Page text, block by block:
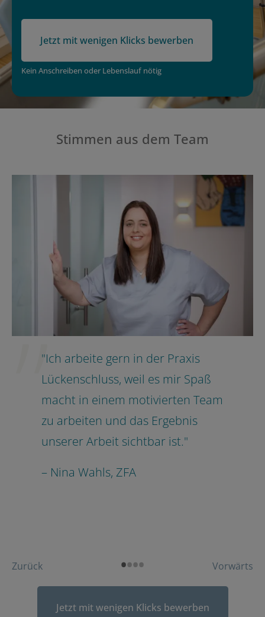
Schön, dass Du uns kennenlernen möchtest!
Für welche Stelle möchtest Du Dich bewerben?
Jetzt mit wenigen Klicks bewerben
Kein Anschreiben oder Lebenslauf nötig
Stimmen aus dem Team
"Ich arbeite gern in der Praxis
Lückenschluss, weil es mir Spaß
macht in einem motivierten Team
zu arbeiten und das Ergebnis
unserer Arbeit sichtbar ist."
– Nina Wahls, ZFA
Zurück •••• Vorwärts
Jetzt mit wenigen Klicks bewerben